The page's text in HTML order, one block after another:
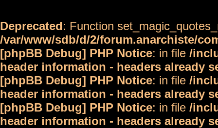
Deprecated: Function
/var/www/sdb/d/2/forum.anarchiste/
[phpBB Debug] PHP Notice: in file /
header information - headers already
[phpBB Debug] PHP Notice: in file /
header information - headers already
[phpBB Debug] PHP Notice: in file /
header information - headers already